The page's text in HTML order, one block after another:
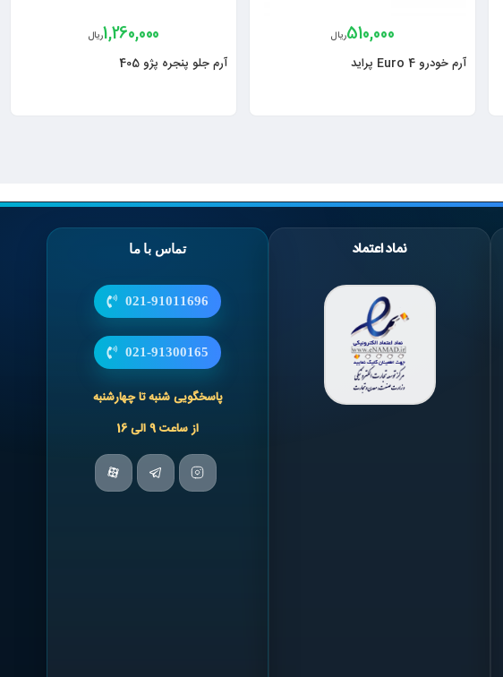
510,000ریال
آرم خودرو Euro 4 پراید
1,260,000ریال
آرم جلو پنجره پژو 405
نماد اعتماد تماس با ما
021-91011696
021-91300165
پاسخگویی شنبه تا چهارشنبه
از ساعت 9 الی 16